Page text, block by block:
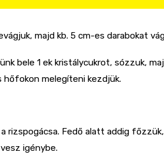
majd kb. 5 cm-es darabokat
bele 1 ek kristálycukrot, sózzuk,
melegíteni kezdjük.
rizspogácsa. Fedő alatt addig
igénybe.